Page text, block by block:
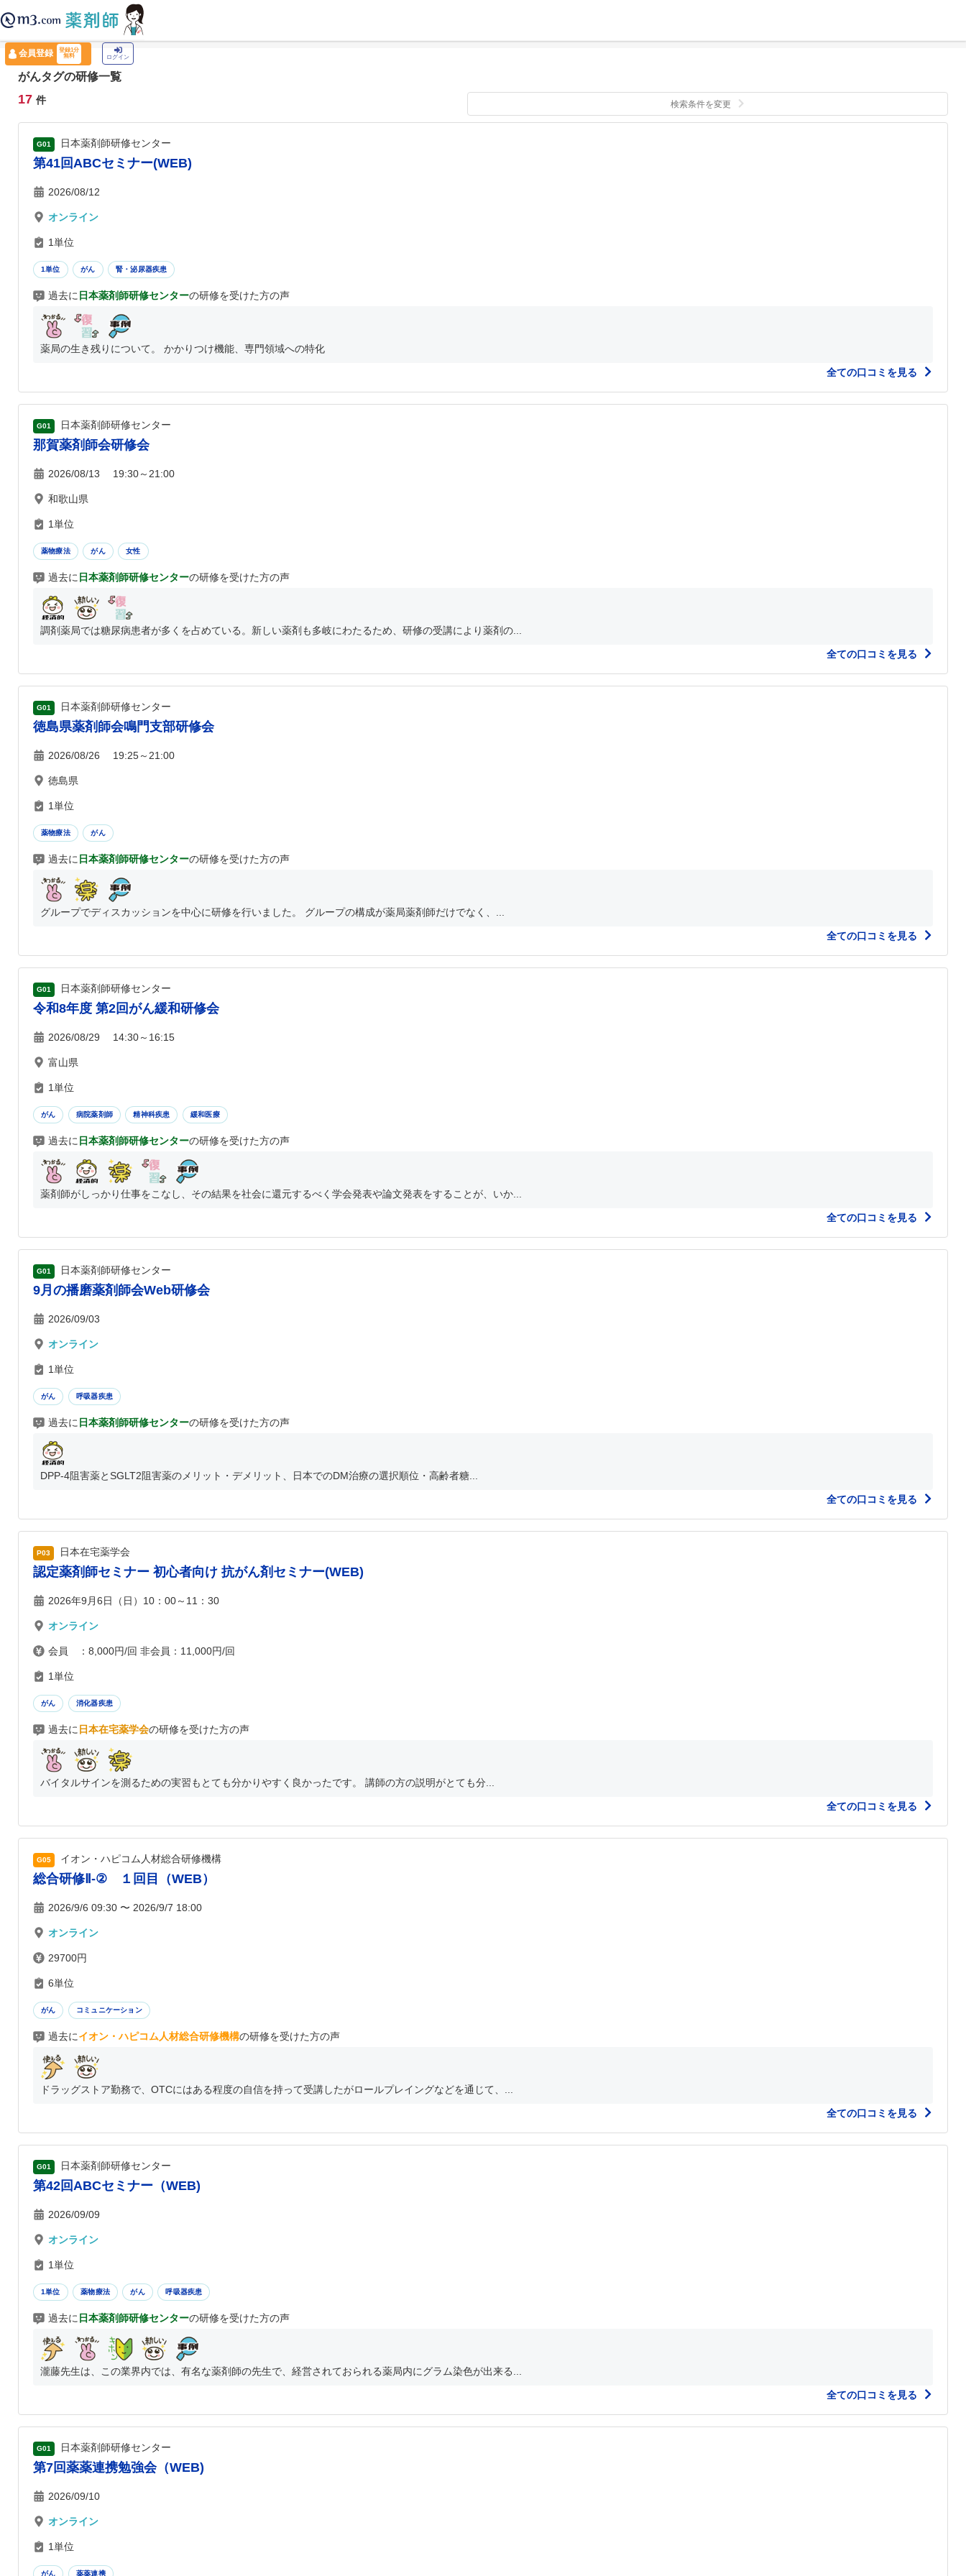
会員登録
登録1分
無料
ログイン
› がん
がんタグの研修一覧
17 件 検索条件を変更
G01 日本薬剤師研修センター
第41回ABCセミナー(WEB)
2026/08/12
オンライン
1単位
1単位 がん 腎・泌尿器疾患
過去に 日本薬剤師研修センターの研修を受けた方の声
薬局の生き残りについて。 かかりつけ機能、専門領域への特化
全ての口コミを見る
G01 日本薬剤師研修センター
那賀薬剤師会研修会
2026/08/13 19:30～21:00
和歌山県
1単位
薬物療法 がん 女性
過去に 日本薬剤師研修センターの研修を受けた方の声
調剤薬局では糖尿病患者が多くを占めている。新しい薬剤も多岐にわたるため、研修の受講により薬剤の...
全ての口コミを見る
G01 日本薬剤師研修センター
徳島県薬剤師会鳴門支部研修会
2026/08/26 19:25～21:00
徳島県
1単位
薬物療法 がん
過去に 日本薬剤師研修センターの研修を受けた方の声
グループでディスカッションを中心に研修を行いました。 グループの構成が薬局薬剤師だけでなく、...
全ての口コミを見る
G01 日本薬剤師研修センター
令和8年度 第2回がん緩和研修会
2026/08/29 14:30～16:15
富山県
1単位
がん 病院薬剤師 精神科疾患 緩和医療
過去に 日本薬剤師研修センターの研修を受けた方の声
薬剤師がしっかり仕事をこなし、その結果を社会に還元するべく学会発表や論文発表をすることが、いか...
全ての口コミを見る
G01 日本薬剤師研修センター
9月の播磨薬剤師会Web研修会
2026/09/03
オンライン
1単位
がん 呼吸器疾患
過去に 日本薬剤師研修センターの研修を受けた方の声
DPP-4阻害薬とSGLT2阻害薬のメリット・デメリット、日本でのDM治療の選択順位・高齢者糖...
全ての口コミを見る
P03 日本在宅薬学会
認定薬剤師セミナー 初心者向け 抗がん剤セミナー(WEB)
2026年9月6日（日）10：00～11：30
オンライン
会員 ：8,000円/回 非会員：11,000円/回
1単位
がん 消化器疾患
過去に 日本在宅薬学会の研修を受けた方の声
バイタルサインを測るための実習もとても分かりやすく良かったです。 講師の方の説明がとても分...
全ての口コミを見る
G05 イオン・ハピコム人材総合研修機構
総合研修Ⅱ-② １回目（WEB）
2026/9/6 09:30 〜 2026/9/7 18:00
オンライン
29700円
6単位
がん コミュニケーション
過去にイオン・ハピコム人材総合研修機構の研修を受けた方の声
ドラッグストア勤務で、OTCにはある程度の自信を持って受講したがロールプレイングなどを通じて、...
全ての口コミを見る
G01 日本薬剤師研修センター
第42回ABCセミナー（WEB)
2026/09/09
オンライン
1単位
1単位 薬物療法 がん 呼吸器疾患
過去に 日本薬剤師研修センターの研修を受けた方の声
瀧藤先生は、この業界内では、有名な薬剤師の先生で、経営されておられる薬局内にグラム染色が出来る...
全ての口コミを見る
G01 日本薬剤師研修センター
第7回薬薬連携勉強会（WEB)
2026/09/10
オンライン
1単位
がん 薬薬連携